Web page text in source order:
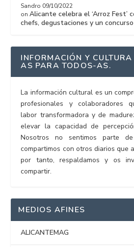
Sandro 09/10/2022
onAlicante celebra el ‘Arroz Fest’
chefs, degustaciones y un
INFORMACIÓN Y
AS PARA TODOS-AS.
La información cultural es un
profesionales y colaboradores
labor transformadora y de
elevar la capacidad de
Nosotros no sentimos parte
compartimos con otros diarios que
por tanto, respaldamos y os
compartir.
MEDIOS AFINES
ALICANTEMAG